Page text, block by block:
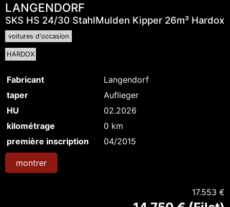
LANGENDORF
SKS HS 24/30 StahlMulden Kipper 26m³ Hardox
voitures d'occasion
HARDOX
Fabricant
Langendorf
taper
Auflieger
HU
02.2026
kilométrage
0 km
première inscription
04/2015
montrer
17.553 €